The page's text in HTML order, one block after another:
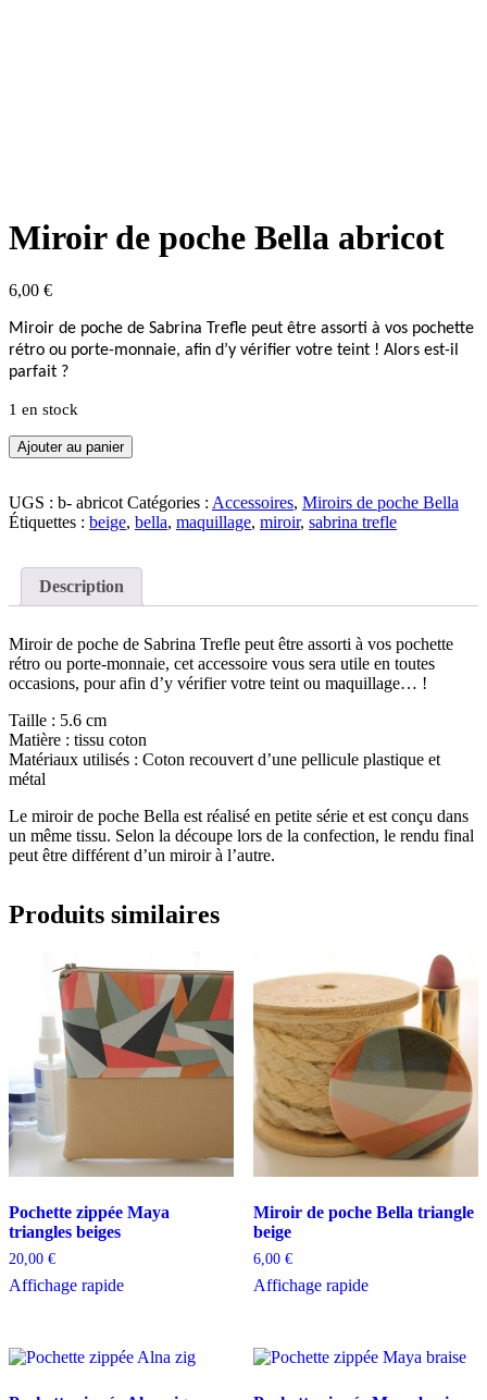
Miroir de poche Bella abricot
6,00 €
Miroir de poche de Sabrina Trefle peut être assorti à vos pochette
rétro ou porte-monnaie, afin d’y vérifier votre teint ! Alors est-il
parfait ?
1 en stock
quantité
de
de
poche
Ajouter au panier
UGS : b- abricot Catégories : Accessoires, Miroirs de poche Bella
Étiquettes : beige, bella, maquillage, miroir, sabrina trefle
Description
Miroir de poche de Sabrina Trefle peut être assorti à vos pochette
rétro ou porte-monnaie, cet accessoire vous sera utile en toutes
occasions, pour afin d’y vérifier votre teint ou maquillage… !
Taille : 5.6 cm
Matière : tissu coton
Matériaux utilisés : Coton recouvert d’une pellicule plastique et
métal
Le miroir de poche Bella est réalisé en petite série et est conçu dans
un même tissu. Selon la découpe lors de la confection, le rendu final
peut être différent d’un miroir à l’autre.
Produits similaires
Pochette zippée Maya
triangles beiges
20,00 €
Affichage rapide
Miroir de poche Bella triangle
beige
6,00 €
Affichage rapide